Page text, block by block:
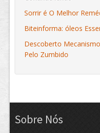
Sorrir é O Melhor
Biteinforma: óleos
Descoberto
Pelo Zumbido
Sobre Nós